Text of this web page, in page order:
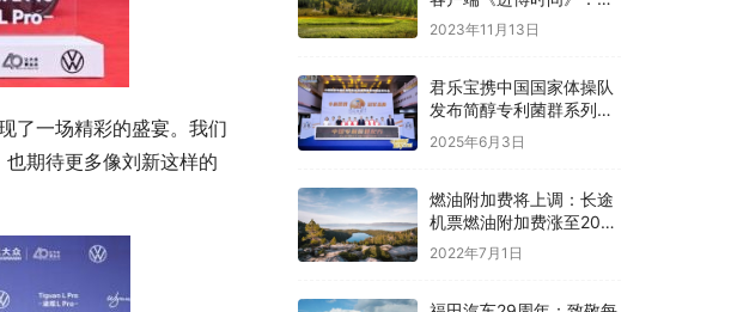
了一场精彩的盛宴。我们
期待更多像刘新这样的
话全谷物高质量发展
2023年11月13日
君乐宝携中国国家体操队
发布简醇专利菌群系列新
品
2025年6月3日
燃油附加费将上调：长途
机票燃油附加费涨至200
元
2022年7月1日